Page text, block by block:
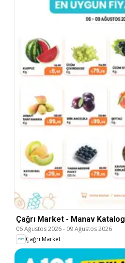
Çağrı Market - Manav Katalog
06 Ağustos 2026- 09 Ağustos 2026
Çağrı Market